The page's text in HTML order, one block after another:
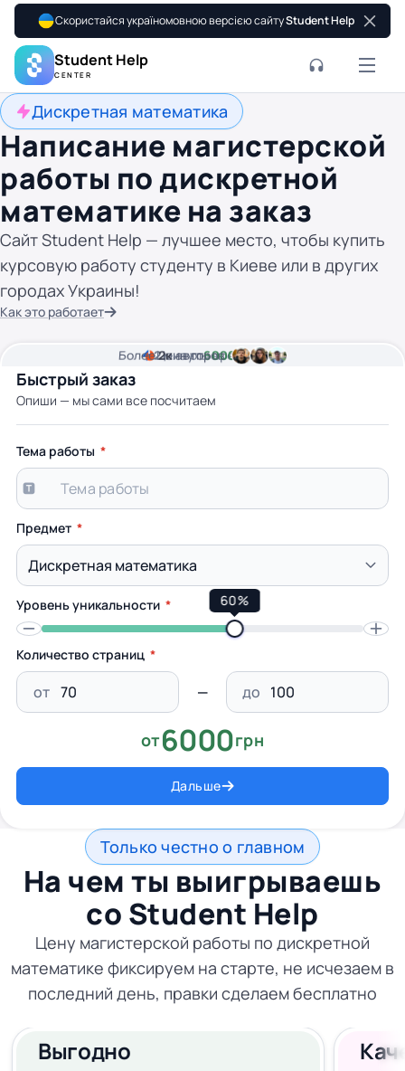
Скористайся україномовною версією сайтуStudent Help
Student Help
CENTER
Дискретная математика
Написание магистерской
работы по дискретной
математике на заказ
Сайт Student Help — лучшее место, чтобы купить
курсовую работу студенту в Киеве или в других
городах Украины!
Как это работает
Быстрый заказ
Опиши — мы сами все посчитаем
2минуты времени
Цена от6000 грн
Более2кавторов
Тема работы
Предмет
Уровень уникальности 60%
Количество страниц
от до
от6000грн
Дальше
Только честно о главном
На чем ты выигрываешь
со Student Help
Цену магистерской работы по дискретной
математике фиксируем на старте, не исчезаем в
последний день, правки сделаем бесплатно
Выгодно